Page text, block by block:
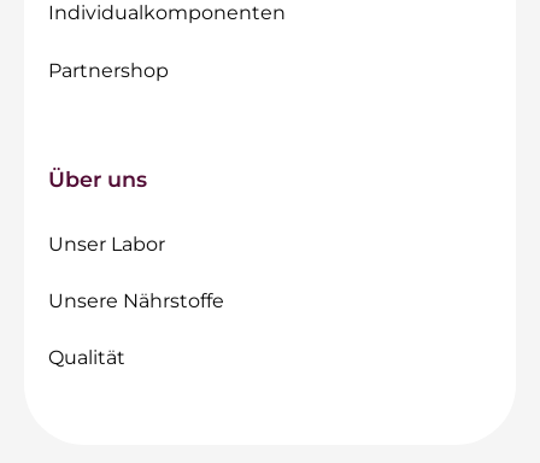
Individualkomponenten
Partnershop
Über uns
Unser Labor
Unsere Nährstoffe
Qualität